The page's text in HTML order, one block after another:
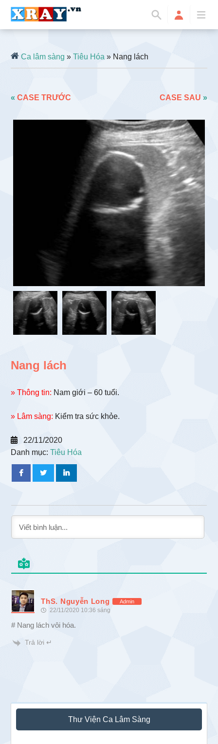
Ca lâm sàng »Tiêu Hóa » Nang lách
«CASE TRƯỚC CASE SAU »
Nang lách
» Thông tin: Nam giới – 60 tuổi.
» Lâm sàng: Kiểm tra sức khỏe.
22/11/2020
Danh mục:Tiêu Hóa
ThS. Nguyễn Long Admin
22/11/2020 10:36 sáng
# Nang lách vôi hóa.
Trả lời ↵
Sidebar
chính
Thư Viện Ca Lâm Sàng